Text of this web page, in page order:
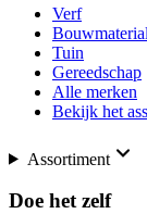
Verf
Tuin
Gereedschap
Alle merken
Bekijk het
Assortiment
Doe het zelf